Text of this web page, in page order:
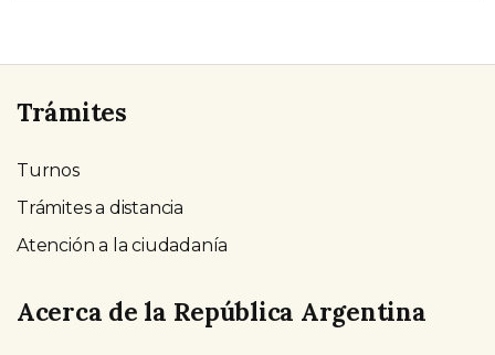
Trámites
Turnos
Trámites a distancia
Atención a la ciudadanía
Acerca de la República Argentina